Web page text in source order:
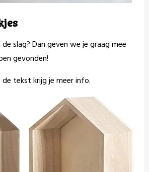
slag? Dan geven we je graag mee
gevonden!
tekst krijg je meer info.